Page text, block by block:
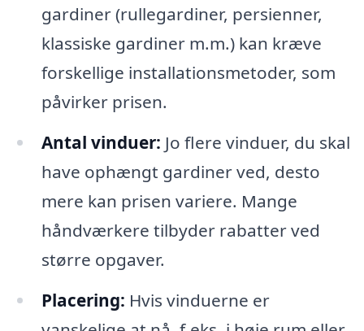
gardiner (rullegardiner, persienner,
klassiske gardiner m.m.) kan kræve
forskellige installationsmetoder, som
påvirker prisen.
Antal vinduer: Jo flere vinduer, du skal
have ophængt gardiner ved, desto
mere kan prisen variere. Mange
håndværkere tilbyder rabatter ved
større opgaver.
Placering: Hvis vinduerne er